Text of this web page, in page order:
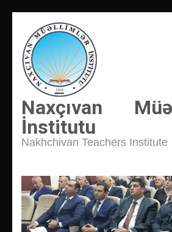
atla
(Enter
tuşuna
basın)
Naxçıvan
İnstitutu
Nakhchivan Teachers Institute